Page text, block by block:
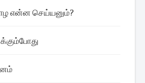
பின் நவீனத்துவ வாழ்க்கை வாழ என்ன செய்யனும்?